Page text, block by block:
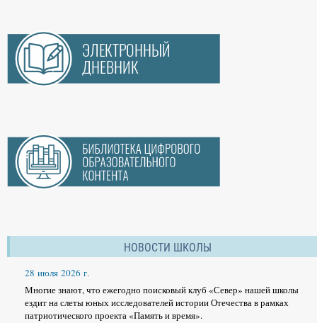
НОВОСТИ ШКОЛЫ
28 июля 2026 г.
Многие знают, что ежегодно поисковый клуб «Север» нашей школы
ездит на слеты юных исследователей истории Отечества в рамках
патриотического проекта «Память и время».